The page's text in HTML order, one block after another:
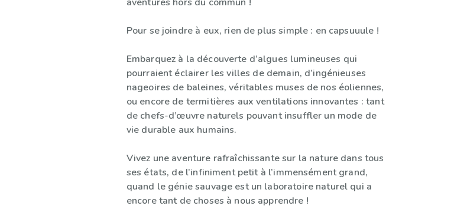
Pour se joindre à eux, rien de plus simple : en capsuuule !
Embarquez à la découverte d’algues lumineuses qui
pourraient éclairer les villes de demain, d’ingénieuses
nageoires de baleines, véritables muses de nos éoliennes,
ou encore de termitières aux ventilations innovantes : tant
de chefs-d’œuvre naturels pouvant insuffler un mode de
vie durable aux humains.
Vivez une aventure rafraîchissante sur la nature dans tous
ses états, de l’infiniment petit à l’immensément grand,
quand le génie sauvage est un laboratoire naturel qui a
encore tant de choses à nous apprendre !